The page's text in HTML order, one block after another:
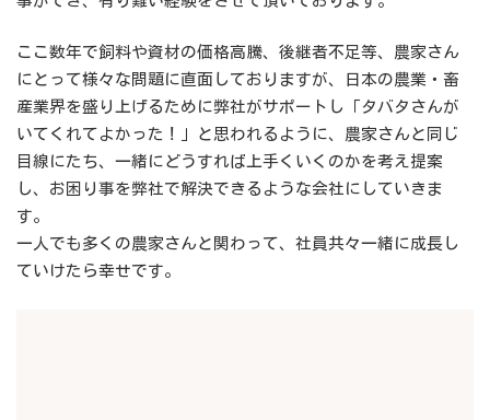
ここ数年で飼料や資材の価格高騰、後継者不足等、農家さん
にとって様々な問題に直面しておりますが、日本の農業・畜
産業界を盛り上げるために弊社がサポートし「タバタさんが
いてくれてよかった！」と思われるように、農家さんと同じ
目線にたち、一緒にどうすれば上手くいくのかを考え提案
し、お困り事を弊社で解決できるような会社にしていきま
す。
一人でも多くの農家さんと関わって、社員共々一緒に成長し
ていけたら幸せです。